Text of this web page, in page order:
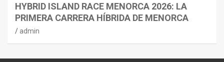
HYBRID ISLAND RACE MENORCA 2026: LA
PRIMERA CARRERA HÍBRIDA DE MENORCA
admin